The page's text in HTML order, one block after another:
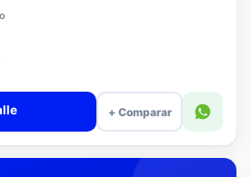
+ Comparar